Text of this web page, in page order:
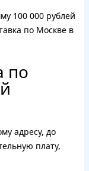
100 000 рублей
по Москве в
по
адресу, до
плату,